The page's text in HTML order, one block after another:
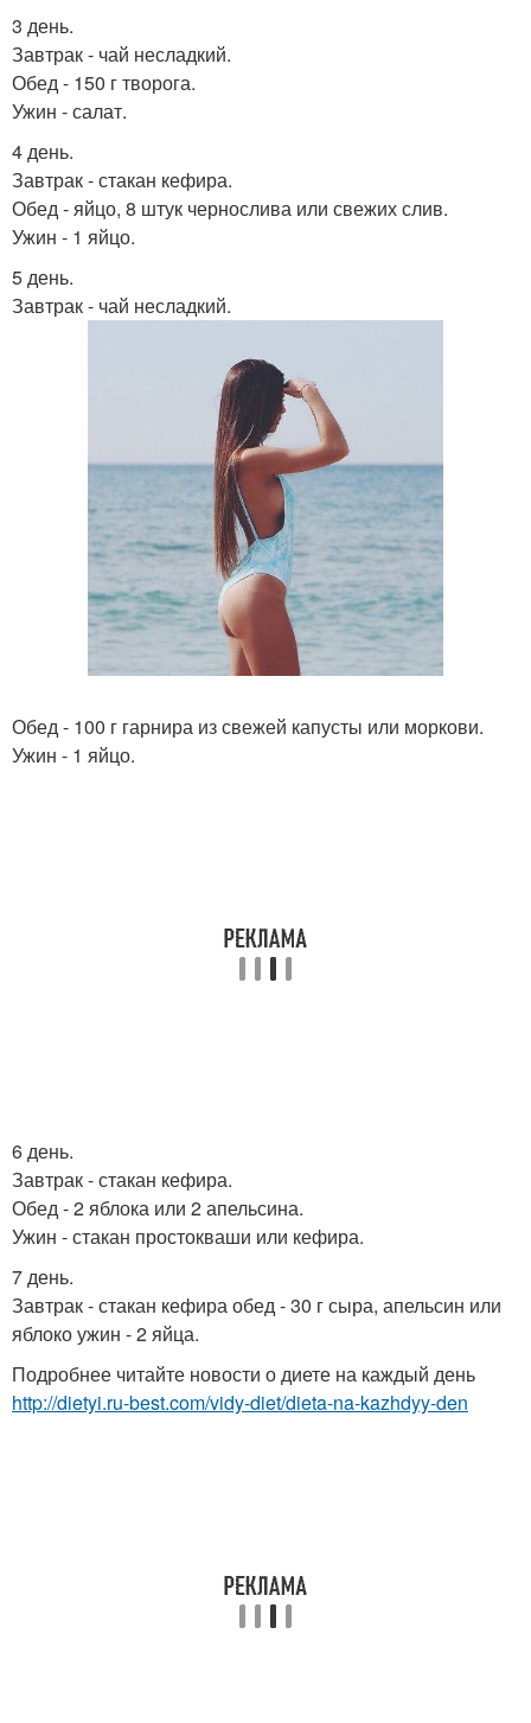
3 день.
Завтрак - чай несладкий.
Обед - 150 г творога.
Ужин - салат.
4 день.
Завтрак - стакан кефира.
Обед - яйцо, 8 штук чернослива или свежих слив.
Ужин - 1 яйцо.
5 день.
Завтрак - чай несладкий.
Обед - 100 г гарнира из свежей капусты или моркови.
Ужин - 1 яйцо.
6 день.
Завтрак - стакан кефира.
Обед - 2 яблока или 2 апельсина.
Ужин - стакан простокваши или кефира.
7 день.
Завтрак - стакан кефира обед - 30 г сыра, апельсин или
яблоко ужин - 2 яйца.
Подробнее читайте новости о диете на каждый день
http://dietyi.ru-best.com/vidy-diet/dieta-na-kazhdyy-den